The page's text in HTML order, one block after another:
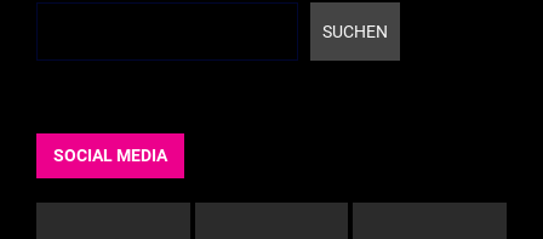
SUCHEN
SOCIAL MEDIA